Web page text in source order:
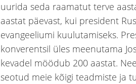
uurida seda raamatut terve
aastat päevast, kui president
evangeeliumi kuulutamiseks.
konverentsil üles meenutama
kevadel möödub 200 aastat.
seotud meie kõigi teadmiste ja